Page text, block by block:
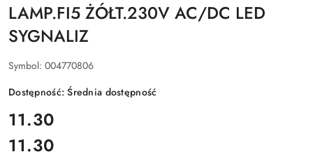
LAMP.FI5 ŻÓŁT.230V AC/DC LED
SYGNALIZ
Symbol: 004770806
Dostępność:Średnia dostępność
cena:
11.30
Cena:
11.30